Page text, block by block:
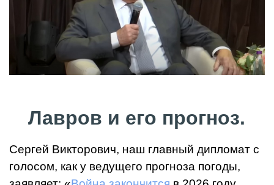
Лавров и его прогноз.
Сергей Викторович, наш главный дипломат с
голосом, как у ведущего прогноза погоды,